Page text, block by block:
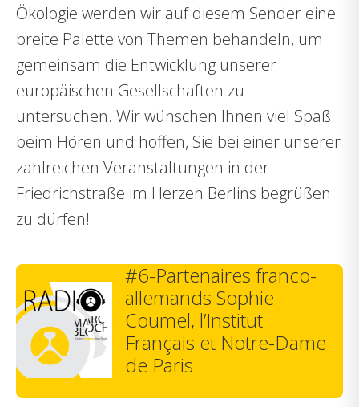
Ökologie werden wir auf diesem Sender eine
breite Palette von Themen behandeln, um
gemeinsam die Entwicklung unserer
europäischen Gesellschaften zu
untersuchen. Wir wünschen Ihnen viel Spaß
beim Hören und hoffen, Sie bei einer unserer
zahlreichen Veranstaltungen in der
Friedrichstraße im Herzen Berlins begrüßen
zu dürfen!
#6-Partenaires franco-
allemands Sophie
Coumel, l’Institut
Français et Notre-Dame
de Paris